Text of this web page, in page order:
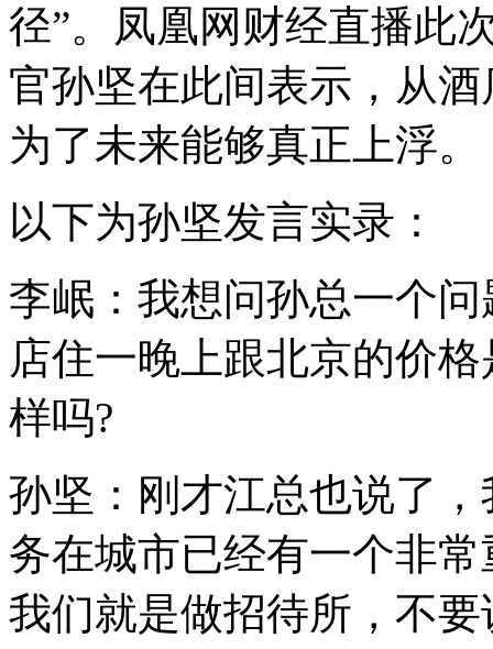
径”。凤凰网财经直播此
官孙坚在此间表示，从
为了未来能够真正上浮。
以下为孙坚发言实录：
李岷：我想问孙总一个
店住一晚上跟北京的价
样吗?
孙坚：刚才江总也说了
务在城市已经有一个非
我们就是做招待所，不